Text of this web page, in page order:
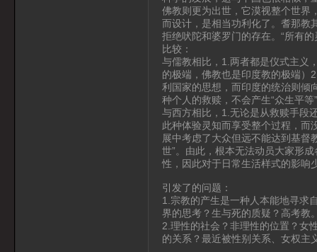
佛教则更为出世，它漠视整个世界
而设计，是相当功利化了。耆那教
拒绝吠陀和婆罗门的存在。“所有
比较：
与儒教相比，1.两者都是仪式主义
的极端，佛教也是印度教的极端）
利国家的思想，而印度的统治则倾
种个人的救赎，不会产生“众生平
与西方相比，1.无论是从救赎手段
此种体验灵知而享受整个过程，而
展中考虑了大众但远不能达到基督
世”。由此，根本无法动员大家形
性，因此对于日常生活样式的影响
引发了的问题：
1.宗教的产生是一种人本能地寻求
界的思考？生与死的质疑？高考教
2.理性的社会？非理性的位置？女
的关系？最近被性别关系、女权主